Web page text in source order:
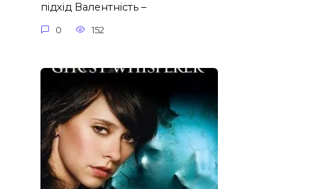
підхід Валентність –
0 152